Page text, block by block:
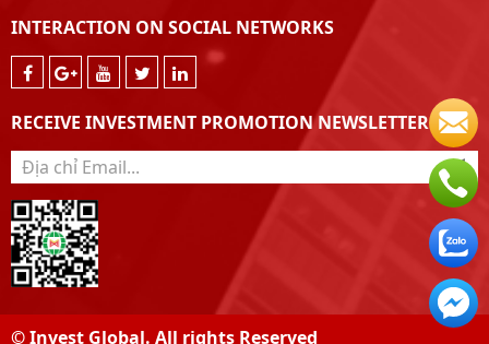
INTERACTION ON SOCIAL NETWORKS
RECEIVE INVESTMENT PROMOTION NEWSLETTER
© Invest Global. All rights Reserved